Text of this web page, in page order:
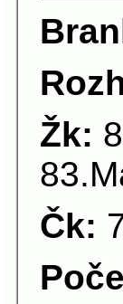
Žk:
Čk: